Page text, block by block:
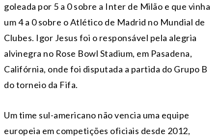
goleada por 5 a 0 sobre a Inter de Milão e que vinha
um 4 a 0 sobre o Atlético de Madrid no Mundial de
Clubes. Igor Jesus foi o responsável pela alegria
alvinegra no Rose Bowl Stadium, em Pasadena,
Califórnia, onde foi disputada a partida do Grupo B
do torneio da Fifa.
Um time sul-americano não vencia uma equipe
europeia em competições oficiais desde 2012,